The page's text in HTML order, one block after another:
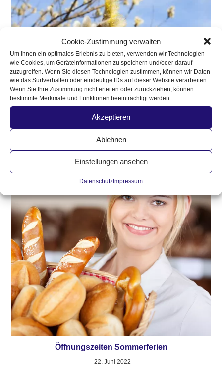
Cookie-Zustimmung verwalten
Um Ihnen ein optimales Erlebnis zu bieten, verwenden wir Technologien
wie Cookies, um Geräteinformationen zu speichern und/oder darauf
zuzugreifen. Wenn Sie diesen Technologien zustimmen, können wir Daten
wie das Surfverhalten oder eindeutige IDs auf dieser Website verarbeiten.
Wenn Sie Ihre Zustimmung nicht erteilen oder zurückziehen, können
bestimmte Merkmale und Funktionen beeinträchtigt werden.
Akzeptieren
Ablehnen
Einstellungen ansehen
DatenschutzImpressum
Öffnungszeiten zu Frohnleichnam
23. Mai 2022
Öffnungszeiten Sommerferien
22. Juni 2022